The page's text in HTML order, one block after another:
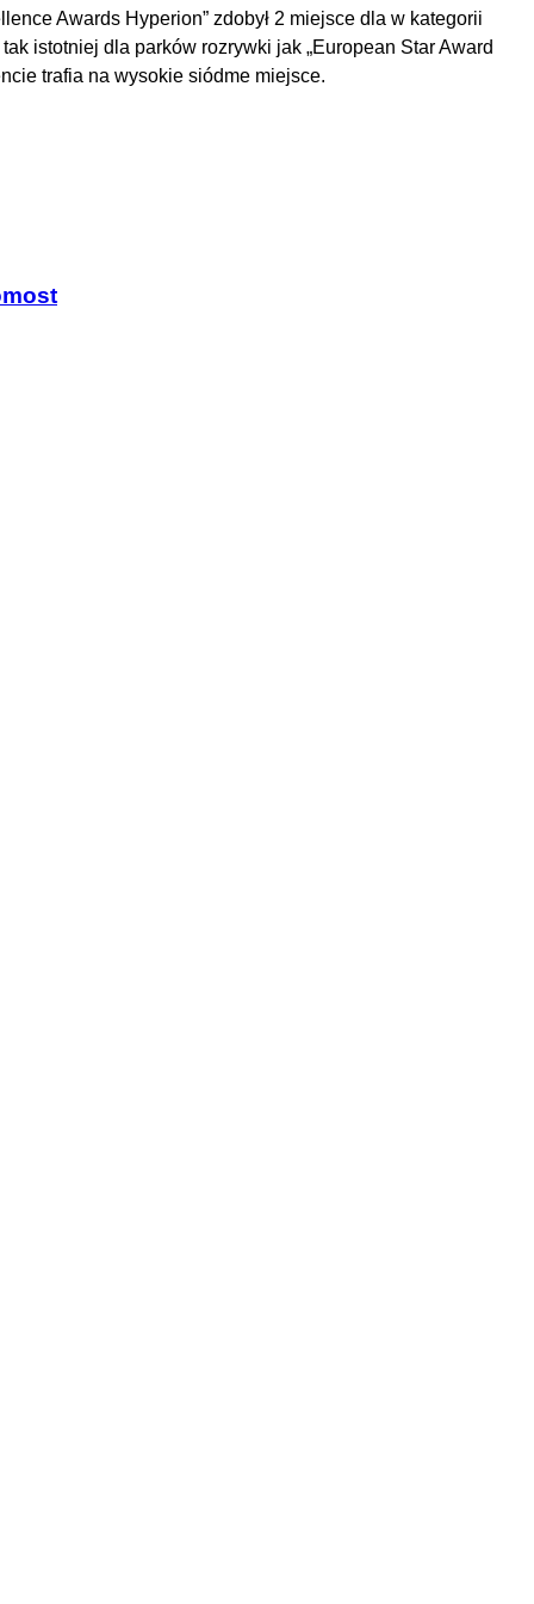
Awards Hyperion” zdobył 2 miejsce dla w kategorii
istotniej dla parków rozrywki jak „European Star Award
trafia na wysokie siódme miejsce.